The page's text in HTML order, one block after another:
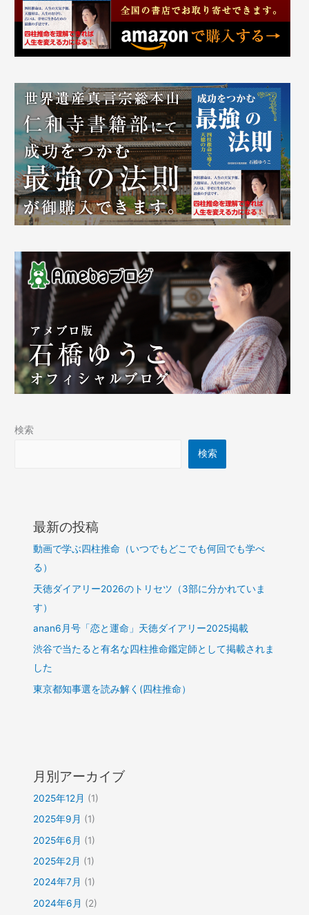
検索
検索
最新の投稿
動画で学ぶ四柱推命（いつでもどこでも何回でも学べ
る）
天徳ダイアリー2026のトリセツ（3部に分かれていま
す）
anan6月号「恋と運命」天徳ダイアリー2025掲載
渋谷で当たると有名な四柱推命鑑定師として掲載されま
した
東京都知事選を読み解く(四柱推命）
月別アーカイブ
2025年12月 (1)
2025年9月 (1)
2025年6月 (1)
2025年2月 (1)
2024年7月 (1)
2024年6月 (2)